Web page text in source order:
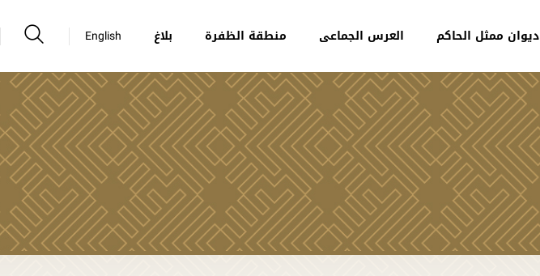
ديوان ممثل الحاكم العرس الجماعى منطقة الظفرة بلاغ English